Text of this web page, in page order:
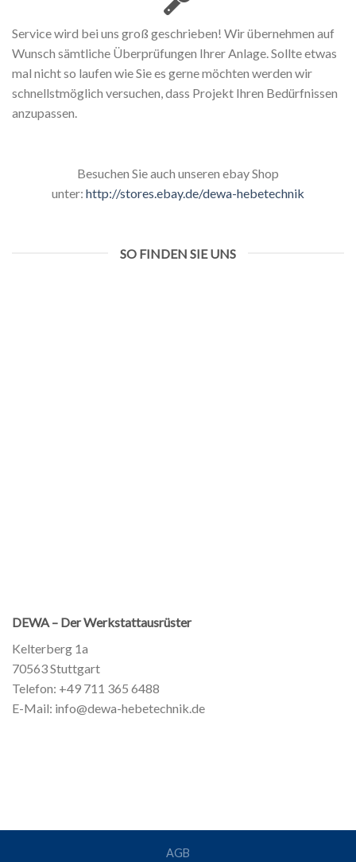
Service wird bei uns groß geschrieben! Wir übernehmen auf
Wunsch sämtliche Überprüfungen Ihrer Anlage. Sollte etwas
mal nicht so laufen wie Sie es gerne möchten werden wir
schnellstmöglich versuchen, dass Projekt Ihren Bedürfnissen
anzupassen.
Besuchen Sie auch unseren ebay Shop
unter: http://stores.ebay.de/dewa-hebetechnik
SO FINDEN SIE UNS
DEWA – Der Werkstattausrüster
Kelterberg 1a
70563 Stuttgart
Telefon: +49 711 365 6488
E-Mail: info@dewa-hebetechnik.de
AGB